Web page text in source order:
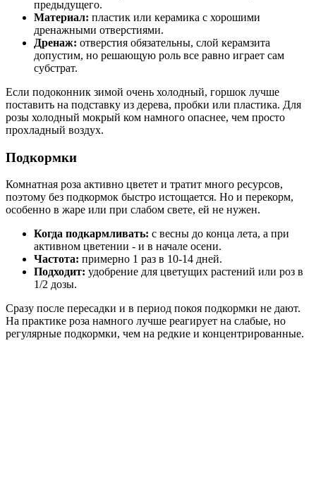
предыдущего.
Материал: пластик или керамика с хорошими
дренажными отверстиями.
Дренаж: отверстия обязательны, слой керамзита
допустим, но решающую роль все равно играет сам
субстрат.
Если подоконник зимой очень холодный, горшок лучше
поставить на подставку из дерева, пробки или пластика. Для
розы холодный мокрый ком намного опаснее, чем просто
прохладный воздух.
Подкормки
Комнатная роза активно цветет и тратит много ресурсов,
поэтому без подкормок быстро истощается. Но и перекорм,
особенно в жаре или при слабом свете, ей не нужен.
Когда подкармливать: с весны до конца лета, а при
активном цветении - и в начале осени.
Частота: примерно 1 раз в 10-14 дней.
Подходит: удобрение для цветущих растений или роз в
1/2 дозы.
Сразу после пересадки и в период покоя подкормки не дают.
На практике роза намного лучше реагирует на слабые, но
регулярные подкормки, чем на редкие и концентрированные.